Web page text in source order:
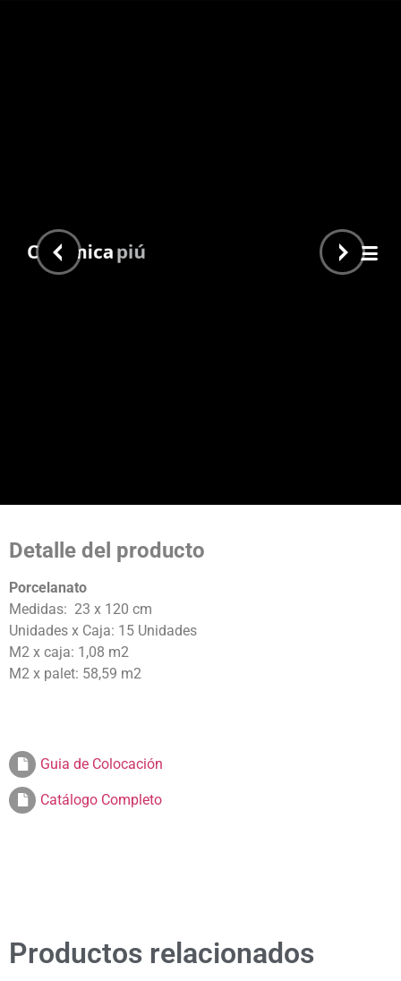
Detalle del producto
Porcelanato
Medidas: 23 x 120 cm
Unidades x Caja: 15 Unidades
M2 x caja: 1,08 m2
M2 x palet: 58,59 m2
Guia de Colocación
Catálogo Completo
Productos relacionados